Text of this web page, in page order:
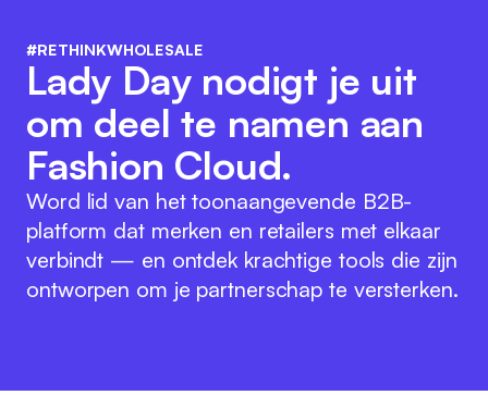
#RETHINKWHOLESALE
Lady Day nodigt je uit
om deel te namen aan
Fashion Cloud.
Word lid van het toonaangevende B2B-
platform dat merken en retailers met elkaar
verbindt — en ontdek krachtige tools die zijn
ontworpen om je partnerschap te versterken.